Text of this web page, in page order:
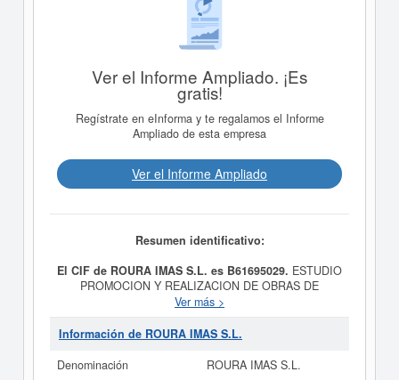
Ver el Informe Ampliado. ¡Es
gratis!
Regístrate en eInforma y te regalamos el Informe
Ampliado de esta empresa
Ver el Informe Ampliado
Resumen identificativo:
El CIF de ROURA IMAS S.L. es B61695029. ESTUDIO
PROMOCION Y REALIZACION DE OBRAS DE
CONSTRUCCION DE INMUEBLES, ASI COMO LA
MEJORA, CONSERVACION Y DECORACION DE LOS
MISMOS. LA EJECUCION DE LA OBRA PODRA
MEDIANTE SUBCONTRATIST es el propósito final de la
Ver más >
Información de ROURA IMAS S.L.
Denominación
ROURA IMAS S.L.